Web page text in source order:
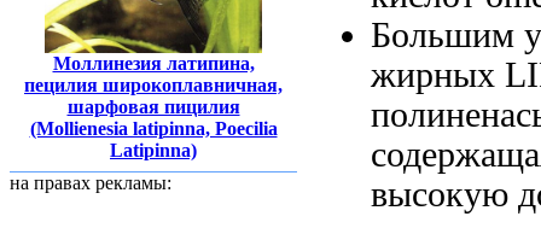
Моллинезия латипина,
пецилия широкоплавничная,
шарфовая пицилия
(Mollienesia latipinna, Poecilia
Latipinna)
на правах рекламы:
Большим
жирных
высокую